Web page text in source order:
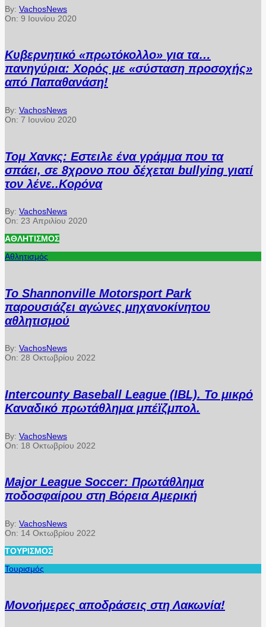
By: VachosNews
On: 9 Ιουνίου 2020
Κυβερνητικό «πρωτόκολλο» για τα…
πανηγύρια: Χορός με «σύσταση προσοχής»
από Παπαθανάση!
By: VachosNews
On: 7 Ιουνίου 2020
Τομ Χανκς: Εστειλε ένα γράμμα που τα
σπάει, σε 8χρονο που δέχεται bullying γιατί
τον λένε..Κορόνα
By: VachosNews
On: 23 Απριλίου 2020
ΑΘΛΗΤΙΣΜΌΣ
Αθλητισμός
Το Shannonville Motorsport Park
παρουσιάζει αγώνες μηχανοκίνητου
αθλητισμού
By: VachosNews
On: 28 Οκτωβρίου 2022
Intercounty Baseball League (IBL). Το μικρό
Καναδικό πρωτάθλημα μπέϊζμπολ.
By: VachosNews
On: 18 Οκτωβρίου 2022
Major League Soccer: Πρωτάθλημα
ποδοσφαίρου στη Βόρεια Αμερική
By: VachosNews
On: 14 Οκτωβρίου 2022
ΤΟΥΡΙΣΜΌΣ
Τουρισμός
Μονοήμερες αποδράσεις στη Λακωνία!